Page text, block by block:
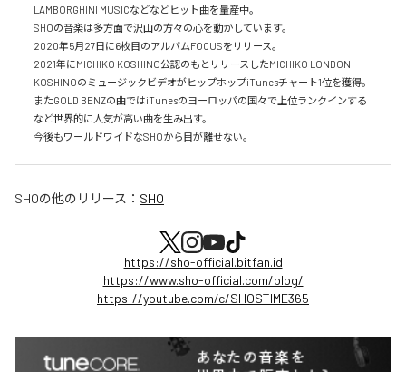
LAMBORGHINI MUSICなどなどヒット曲を量産中。
SHOの音楽は多方面で沢山の方々の心を動かしています。
2020年5月27日に6枚目のアルバムFOCUSをリリース。
2021年にMICHIKO KOSHINO公認のもとリリースしたMICHIKO LONDON
KOSHINOのミュージックビデオがヒップホップiTunesチャート1位を獲得。
またGOLD BENZの曲ではiTunesのヨーロッパの国々で上位ランクインする
など世界的に人気が高い曲を生み出す。
今後もワールドワイドなSHOから目が離せない。
SHOの他のリリース： SHO
https://sho-official.bitfan.id
https://www.sho-official.com/blog/
https://youtube.com/c/SHOSTIME365